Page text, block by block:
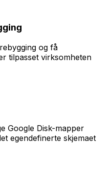
og få
tilpasset virksomheten
Google Disk-mapper
egendefinerte skjemaet